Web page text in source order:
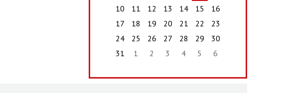
10
11 12 13 14 15
16
17
18 19 20 21 22
23
24
25 26 27 28 29
30
31
1 2 3 4 5 6